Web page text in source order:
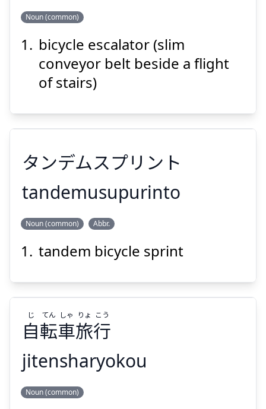
バイコレーター
Show answer
Suspend
Noun (common)
bicycle escalator (slim
conveyor belt beside a flight
of stairs)
タンデムスプリント
Suspend
タンデムスプリント
tandemusupurinto
Noun (common) Abbr.
tandem bicycle sprint
自転車旅行
じ てん しゃ りょ こう
jitensharyokou
Noun (common)